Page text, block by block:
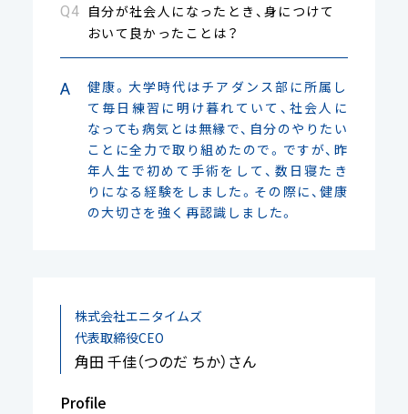
自分が社会人になったとき、身につけて
おいて良かったことは？
健康。大学時代はチアダンス部に所属し
て毎日練習に明け暮れていて、社会人に
なっても病気とは無縁で、自分のやりたい
ことに全力で取り組めたので。ですが、昨
年人生で初めて手術をして、数日寝たき
りになる経験をしました。その際に、健康
の大切さを強く再認識しました。
株式会社エニタイムズ
代表取締役CEO
角田 千佳（つのだ ちか）さん
Profile